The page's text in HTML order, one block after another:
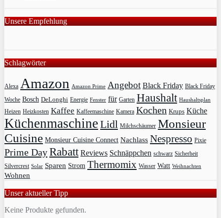
Unsere Empfehlung
Schlagwörter
Alexa Amazon Amazon Prime Angebot Black Friday Black Friday
Woche Bosch DeLonghi Energie Fenster für Garten Haushalt Haushaltsplan
Heizen Heizkosten Kaffee Kaffeemaschine Kamera Kochen Krups Küche
Küchenmaschine Lidl Milchschäumer Monsieur
Cuisine Monsieur Cuisine Connect Nachlass Nespresso Pixie
Prime DayRabatt Reviews Schnäppchen schwarz Sicherheit
Silvercrest Solar Sparen Strom Thermomix Wasser Watt Weihnachten
Wohnen
Unser aktueller Tipp
Keine Produkte gefunden.